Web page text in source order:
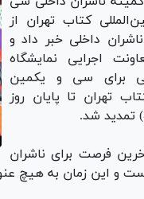
کتاب تهران از
داخلی خبر داد و
اجرایی نمایشگاه
برای سی و یکمین
تهران تا پایان روز
فرصت برای ناشران
و این زمان به هیچ